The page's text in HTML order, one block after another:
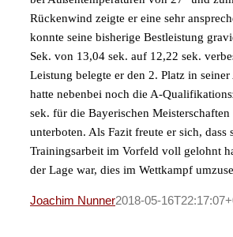
Rückenwind zeigte er eine sehr
konnte seine bisherige Bestleistung
Sek. von 13,04 sek. auf 12,22 sek.
Leistung belegte er den 2. Platz in seiner
hatte nebenbei noch die A-
sek. für die Bayerischen
unterboten. Als Fazit freute er sich, dass
Trainingsarbeit im Vorfeld voll gelohnt
der Lage war, dies im Wettkampf
Joachim Nunner2018-05-